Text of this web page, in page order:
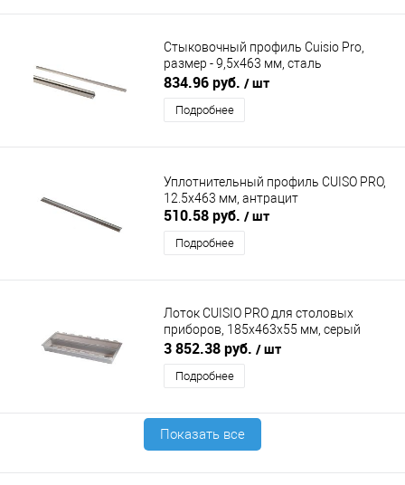
Стыковочный профиль Cuisio Pro,
размер - 9,5х463 мм, сталь
NINKAPLAST (НИНКАПЛАСТ)
834.96 руб. / шт
Подробнее
Уплотнительный профиль CUISO PRO,
12.5х463 мм, антрацит
510.58 руб. / шт
Подробнее
Лоток CUISIO PRO для столовых
приборов, 185х463х55 мм, серый
NINKAPLAST (НИНКАПЛАСТ)
3 852.38 руб. / шт
Подробнее
Показать все